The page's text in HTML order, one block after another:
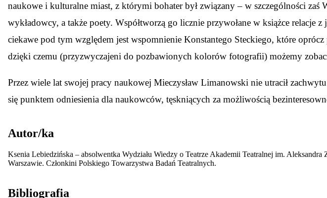
naukowe i kulturalne miast, z którymi bohater był związany – w szczególności
wykładowcy, a także poety. Współtworzą go licznie przywołane w książce
ciekawe pod tym względem jest wspomnienie Konstantego Steckiego, które
dzięki czemu (przyzwyczajeni do pozbawionych kolorów fotografii) możemy
Przez wiele lat swojej pracy naukowej Mieczysław Limanowski nie utracił
się punktem odniesienia dla naukowców, tęskniących za możliwością
Autor/ka
Ksenia Lebiedzińska – absolwentka Wydziału Wiedzy o Teatrze Akademii Teatralnej im.
Warszawie. Członkini Polskiego Towarzystwa Badań Teatralnych.
Bibliografia